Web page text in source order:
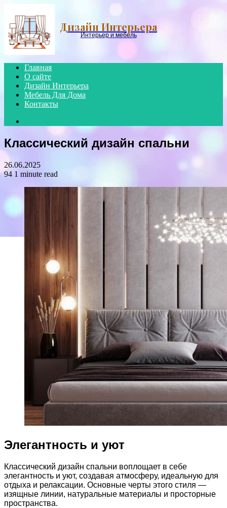
Дизайн Интерьера
Интерьер и мебель
Главная
О сайте
Дизайн Интерьера
Мебель Для Дома
Контакты
Классический дизайн спальни
26.06.2025
94 1 minute read
Элегантность и уют
Классический дизайн спальни воплощает в себе
элегантность и уют, создавая атмосферу, идеальную для
отдыха и релаксации. Основные черты этого стиля —
изящные линии, натуральные материалы и просторные
пространства.